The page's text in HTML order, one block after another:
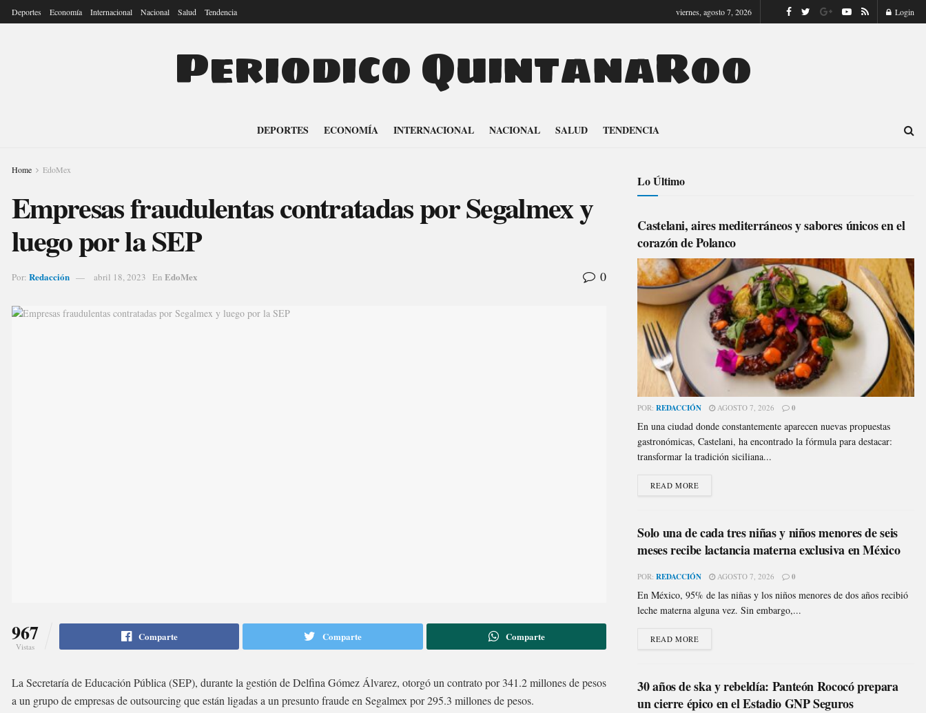
Deportes Economía Internacional Nacional Salud Tendencia viernes, agosto 7, 2026 Login
Periodico QuintanaRoo
DEPORTES ECONOMÍA INTERNACIONAL NACIONAL SALUD TENDENCIA
Home EdoMex
Empresas fraudulentas contratadas por Segalmex y
luego por la SEP
Por: Redacción abril 18, 2023 En EdoMex 0
967
Vistas
Comparte Comparte Comparte
La Secretaría de Educación Pública (SEP), durante la gestión de Delfina Gómez Álvarez, otorgó un contrato por 341.2 millones de pesos
a un grupo de empresas de outsourcing que están ligadas a un presunto fraude en Segalmex por 295.3 millones de pesos.
Lo Último
Castelani, aires mediterráneos y sabores únicos en el
corazón de Polanco
POR: REDACCIÓN AGOSTO 7, 2026 0
En una ciudad donde constantemente aparecen nuevas propuestas
gastronómicas, Castelani, ha encontrado la fórmula para destacar:
transformar la tradición siciliana...
READ MORE
Solo una de cada tres niñas y niños menores de seis
meses recibe lactancia materna exclusiva en México
POR: REDACCIÓN AGOSTO 7, 2026 0
En México, 95% de las niñas y los niños menores de dos años recibió
leche materna alguna vez. Sin embargo,...
READ MORE
30 años de ska y rebeldía: Panteón Rococó prepara
un cierre épico en el Estadio GNP Seguros